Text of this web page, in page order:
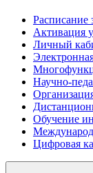
Расписание
Активация
Личный
Научно-
Обучение
Цифровая